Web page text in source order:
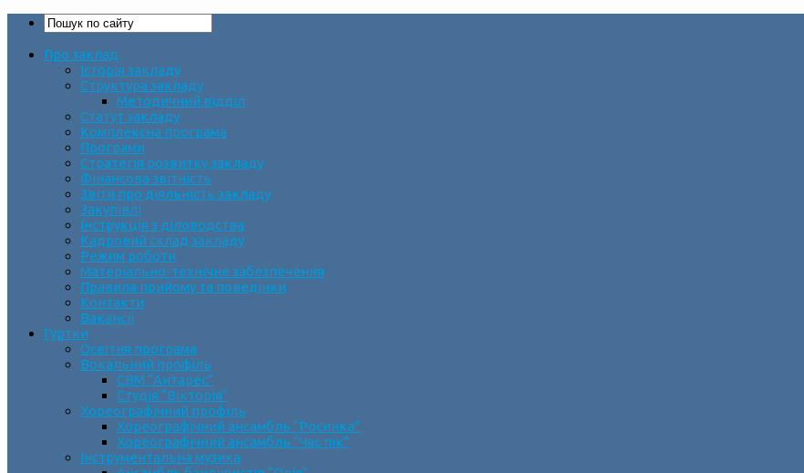
Про заклад
Історія закладу
Структура закладу
Методичний відділ
Статут закладу
Комплексна програма
Програми
Стратегія розвитку закладу
Фінансова звітність
Звіти про діяльність закладу
Закупівлі
Інструкція з діловодства
Кадровий склад закладу
Режим роботи
Матеріально-технічне забезпечення
Правила прийому та поведінки
Контакти
Вакансії
Гуртки
Освітня програма
Вокальний профіль
СВМ “Антарес”
Студія “Вікторія”
Хореографічний профіль
Хореографічний ансамбль “Росинка”
Хореографічний ансамбль “Час пік”
Інструментальна музика